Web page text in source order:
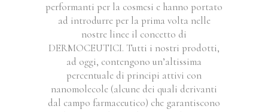
performanti per la cosmesi e hanno portato
ad introdurre per la prima volta nelle
nostre linee il concetto di
DERMOCEUTICI. Tutti i nostri prodotti,
ad oggi, contengono un’altissima
percentuale di principi attivi con
nanomolecole (alcune dei quali derivanti
dal campo farmaceutico) che garantiscono